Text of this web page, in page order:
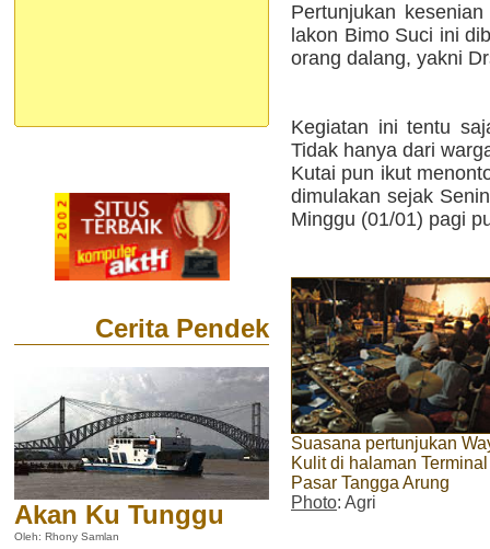
Cerita Pendek
Akan Ku Tunggu
Oleh: Rhony Samlan
Pertunjukan
lakon Bimo Suci ini
orang dalang, yakni
Kegiatan ini tentu
Tidak hanya dari
Kutai pun ikut
dimulakan sejak
Minggu (01/01) pagi
Suasana pertunjukan
Kulit di halaman Terminal
Pasar Tangga Arung
Photo: Agri